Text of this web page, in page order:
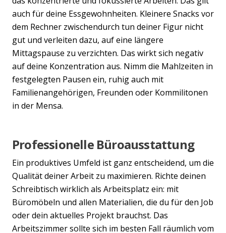
auch für deine Essgewohnheiten. Kleinere Snacks vor
dem Rechner zwischendurch tun deiner Figur nicht
gut und verleiten dazu, auf eine längere
Mittagspause zu verzichten. Das wirkt sich negativ
auf deine Konzentration aus. Nimm die Mahlzeiten in
festgelegten Pausen ein, ruhig auch mit
Familienangehörigen, Freunden oder Kommilitonen
in der Mensa.
Professionelle Büroausstattung
Ein produktives Umfeld ist ganz entscheidend, um die
Qualität deiner Arbeit zu maximieren. Richte deinen
Schreibtisch wirklich als Arbeitsplatz ein: mit
Büromöbeln und allen Materialien, die du für den Job
oder dein aktuelles Projekt brauchst. Das
Arbeitszimmer sollte sich im besten Fall räumlich vom